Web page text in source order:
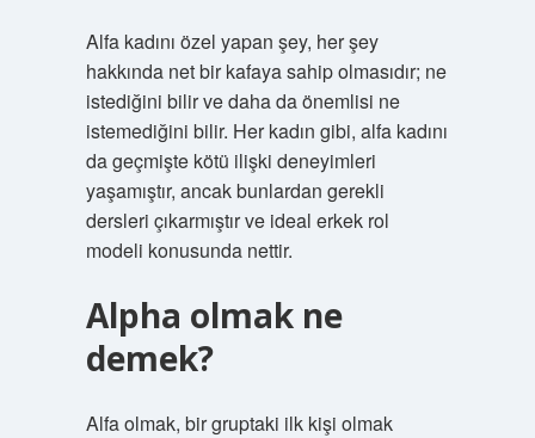
Alfa kadını özel yapan şey, her şey
hakkında net bir kafaya sahip olmasıdır; ne
istediğini bilir ve daha da önemlisi ne
istemediğini bilir. Her kadın gibi, alfa kadını
da geçmişte kötü ilişki deneyimleri
yaşamıştır, ancak bunlardan gerekli
dersleri çıkarmıştır ve ideal erkek rol
modeli konusunda nettir.
Alpha olmak ne
demek?
Alfa olmak, bir gruptaki ilk kişi olmak